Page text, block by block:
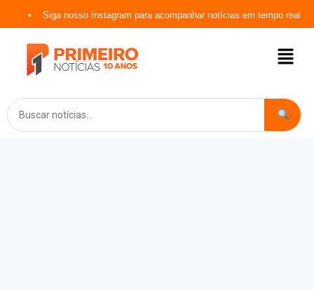
Siga nosso Instagram para acompanhar notícias em tempo real